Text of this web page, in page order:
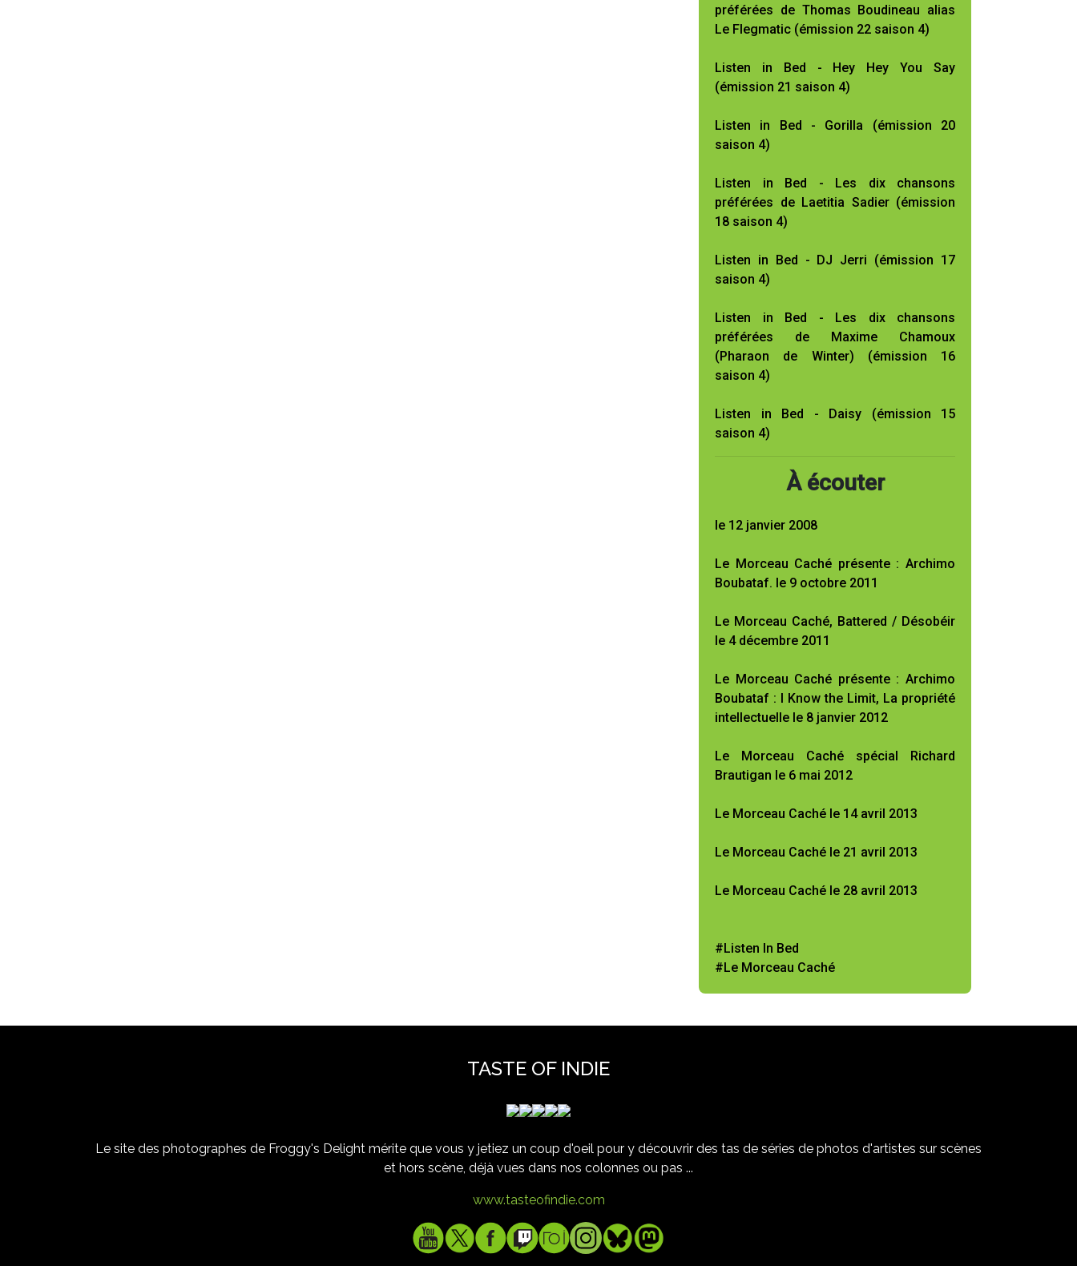
préférées de Thomas Boudineau alias
Le Flegmatic (émission 22 saison 4)
Listen in Bed - Hey Hey You Say
(émission 21 saison 4)
Listen in Bed - Gorilla (émission 20
saison 4)
Listen in Bed - Les dix chansons
préférées de Laetitia Sadier (émission
18 saison 4)
Listen in Bed - DJ Jerri (émission 17
saison 4)
Listen in Bed - Les dix chansons
préférées de Maxime Chamoux
(Pharaon de Winter) (émission 16
saison 4)
Listen in Bed - Daisy (émission 15
saison 4)
À écouter
le 12 janvier 2008
Le Morceau Caché présente : Archimo
Boubataf. le 9 octobre 2011
Le Morceau Caché, Battered / Désobéir
le 4 décembre 2011
Le Morceau Caché présente : Archimo
Boubataf : I Know the Limit, La propriété
intellectuelle le 8 janvier 2012
Le Morceau Caché spécial Richard
Brautigan le 6 mai 2012
Le Morceau Caché le 14 avril 2013
Le Morceau Caché le 21 avril 2013
Le Morceau Caché le 28 avril 2013
#Listen In Bed
#Le Morceau Caché
TASTE OF INDIE
Le site des photographes de Froggy's Delight mérite que vous y jetiez un coup d'oeil pour y découvrir des tas de séries de photos d'artistes sur scènes
et hors scène, déjà vues dans nos colonnes ou pas ...
www.tasteofindie.com